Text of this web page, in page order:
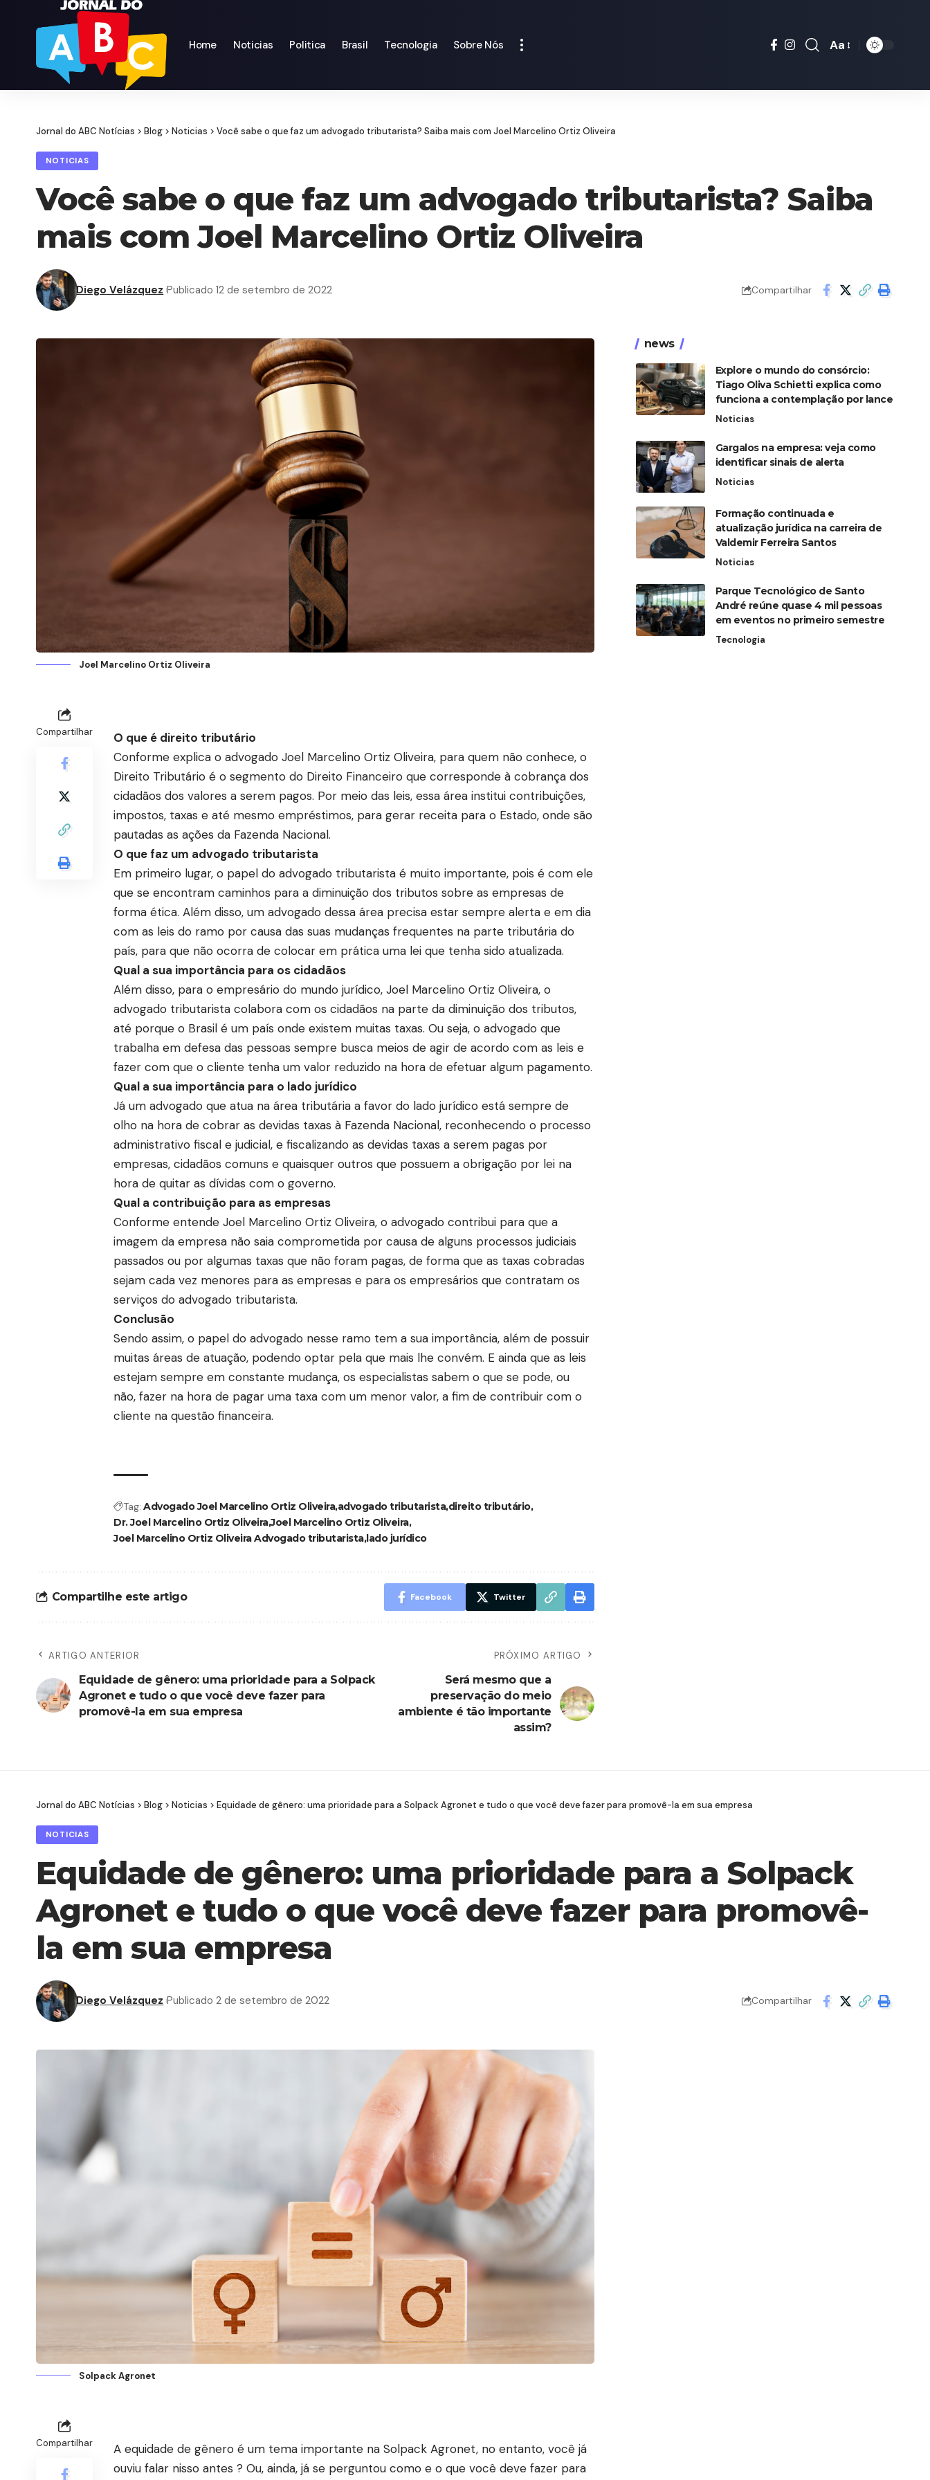
Home Noticias Politica Brasil Tecnologia Sobre Nós
Font
Aa
Jornal do ABC Notícias > Blog > Noticias > Você sabe o que faz um advogado tributarista? Saiba mais com Joel Marcelino Ortiz Oliveira
NOTICIAS
Você sabe o que faz um advogado tributarista? Saiba
mais com Joel Marcelino Ortiz Oliveira
Diego Velázquez Publicado 12 de setembro de 2022 Compartilhar
Joel Marcelino Ortiz Oliveira
Compartilhar
O que é direito tributário
Conforme explica o advogado Joel Marcelino Ortiz Oliveira, para quem não conhece, o
Direito Tributário é o segmento do Direito Financeiro que corresponde à cobrança dos
cidadãos dos valores a serem pagos. Por meio das leis, essa área institui contribuições,
impostos, taxas e até mesmo empréstimos, para gerar receita para o Estado, onde são
pautadas as ações da Fazenda Nacional.
O que faz um advogado tributarista
Em primeiro lugar, o papel do advogado tributarista é muito importante, pois é com ele
que se encontram caminhos para a diminuição dos tributos sobre as empresas de
forma ética. Além disso, um advogado dessa área precisa estar sempre alerta e em dia
com as leis do ramo por causa das suas mudanças frequentes na parte tributária do
país, para que não ocorra de colocar em prática uma lei que tenha sido atualizada.
Qual a sua importância para os cidadãos
Além disso, para o empresário do mundo jurídico, Joel Marcelino Ortiz Oliveira, o
advogado tributarista colabora com os cidadãos na parte da diminuição dos tributos,
até porque o Brasil é um país onde existem muitas taxas. Ou seja, o advogado que
trabalha em defesa das pessoas sempre busca meios de agir de acordo com as leis e
fazer com que o cliente tenha um valor reduzido na hora de efetuar algum pagamento.
Qual a sua importância para o lado jurídico
Já um advogado que atua na área tributária a favor do lado jurídico está sempre de
olho na hora de cobrar as devidas taxas à Fazenda Nacional, reconhecendo o processo
administrativo fiscal e judicial, e fiscalizando as devidas taxas a serem pagas por
empresas, cidadãos comuns e quaisquer outros que possuem a obrigação por lei na
hora de quitar as dívidas com o governo.
Qual a contribuição para as empresas
Conforme entende Joel Marcelino Ortiz Oliveira, o advogado contribui para que a
imagem da empresa não saia comprometida por causa de alguns processos judiciais
passados ou por algumas taxas que não foram pagas, de forma que as taxas cobradas
sejam cada vez menores para as empresas e para os empresários que contratam os
serviços do advogado tributarista.
Conclusão
Sendo assim, o papel do advogado nesse ramo tem a sua importância, além de possuir
muitas áreas de atuação, podendo optar pela que mais lhe convém. E ainda que as leis
estejam sempre em constante mudança, os especialistas sabem o que se pode, ou
não, fazer na hora de pagar uma taxa com um menor valor, a fim de contribuir com o
cliente na questão financeira.
Tag: Advogado Joel Marcelino Ortiz Oliveiraadvogado tributaristadireito tributário
Dr. Joel Marcelino Ortiz OliveiraJoel Marcelino Ortiz Oliveira
Joel Marcelino Ortiz Oliveira Advogado tributaristalado jurídico
Compartilhe este artigo Facebook Twitter
ARTIGO ANTERIOR
Equidade de gênero: uma prioridade para a Solpack
Agronet e tudo o que você deve fazer para
promovê-la em sua empresa
PRÓXIMO ARTIGO
Será mesmo que a
preservação do meio
ambiente é tão importante
assim?
news
Explore o mundo do consórcio:
Tiago Oliva Schietti explica como
funciona a contemplação por lance
Noticias
Gargalos na empresa: veja como
identificar sinais de alerta
Noticias
Formação continuada e
atualização jurídica na carreira de
Valdemir Ferreira Santos
Noticias
Parque Tecnológico de Santo
André reúne quase 4 mil pessoas
em eventos no primeiro semestre
Tecnologia
Jornal do ABC Notícias > Blog > Noticias > Equidade de gênero: uma prioridade para a Solpack Agronet e tudo o que você deve fazer para promovê-la em sua empresa
NOTICIAS
Equidade de gênero: uma prioridade para a Solpack
Agronet e tudo o que você deve fazer para promovê-
la em sua empresa
Diego Velázquez Publicado 2 de setembro de 2022 Compartilhar
Solpack Agronet
Compartilhar
A equidade de gênero é um tema importante na Solpack Agronet, no entanto, você já
ouviu falar nisso antes ? Ou, ainda, já se perguntou como e o que você deve fazer para